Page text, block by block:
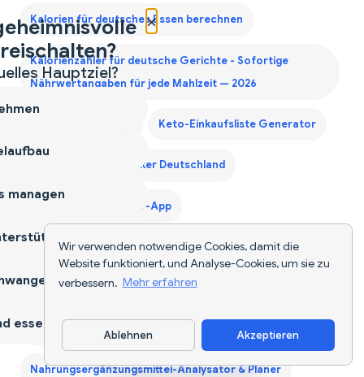
Wir verwenden notwendige Cookies, damit die
Website funktioniert, und Analyse-Cookies, um sie zu
verbessern. Mehr erfahren
Ablehnen Akzeptieren
Kalorien für deutsches Essen berechnen
Kalorienzähler für deutsche Gerichte - Sofortige
Nährwertangaben für jede Mahlzeit — 2026
Keto-Einkaufsliste Generator
KI-Lebensmittel-Tracker Deutschland
Lebensmittel-Scanner-App
Monatliche Einkaufsliste Generator
Monatlicher Einkaufslisten-Generator | NutriScan
Muskelaufbau mit NutriScan
Nahrungsergänzungsmittel-Analysator & Planer
App herunterladen
×
Hauptziel?
managen
essen